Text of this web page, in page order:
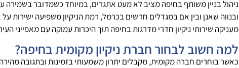
ניהול בניין משותף בחיפה מציב לא מעט אתגרים, במיוחד כשמדובר בשמירה
ובנווה שאנן ובין אם במגדלים חדשים בכרמל, רמת הניקיון משפיעה ישירות על
מעניקה שירותי ניקיון חדרי מדרגות בחיפה תוך היכרות עמוקה עם מאפייני
למה חשוב לבחור חברת ניקיון מקומית בחיפה?
כאשר בוחרים חברה מקומית, מקבלים יתרון משמעותי בזמינות ובתגובה מהירה.